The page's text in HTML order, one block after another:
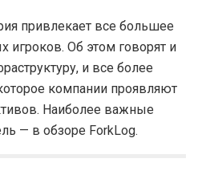
привлекает все большее
игроков. Об этом говорят и
и все более
компании проявляют
Наиболее важные
— в обзоре ForkLog.